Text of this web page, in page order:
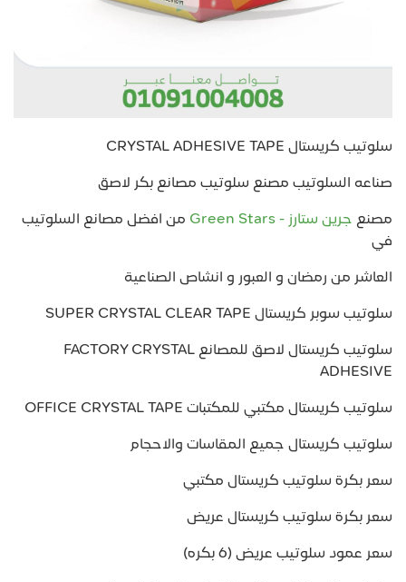
سلوتيب كريستال CRYSTAL ADHESIVE TAPE
صناعه السلوتيب مصنع سلوتيب مصانع بكر لاصق
مصنع جرين ستارز - Green Stars
من افضل مصانع السلوتيب
في
العاشر من رمضان و العبور و انشاص الصناعية
سلوتيب سوبر كريستال SUPER CRYSTAL CLEAR TAPE
سلوتيب كريستال لاصق للمصانع FACTORY CRYSTAL
ADHESIVE
سلوتيب كريستال مكتبي للمكتبات OFFICE CRYSTAL TAPE
سلوتيب كريستال جميع المقاسات والاحجام
سعر بكرة سلوتيب كريستال مكتبي
سعر بكرة سلوتيب كريستال عريض
سعر عمود سلوتيب عريض (6 بكره)